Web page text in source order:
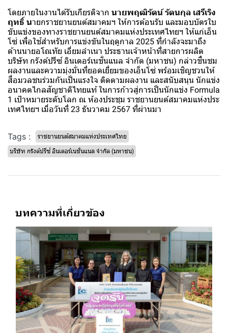
โดยภายในงานได้รับเกียรติจาก นายพฤฒิรัตน์ รัตนกุล เสรีเริง
ฤทธิ์ นายกราชยานยนต์สมาคมฯ ให้การต้อนรับ และมอบบัตรใบ
ขับแข่งของทางราชยานยนต์สมาคมแห่งประเทศไทยฯ ให้แก่เอ็น
โซ่ เพื่อใช้สำหรับการแข่งขันในฤดูกาล 2025 ที่กำลังจะมาถึง
ด้านนายอโณทัย เอี่ยมลำเนา ประธานเจ้าหน้าที่สายการผลิต
บริษัท กรังด์ปรีซ์ อินเตอร์เนชั่นแนล จำกัด (มหาชน) กล่าวชื่นชม
ผลงานและความมุ่งมั่นที่ยอดเยี่ยมของเอ็นโซ่ พร้อมเชิญชวนให้
สื่อมวลชนร่วมกันเป็นแรงใจ ติดตามผลงาน และสนับสนุน นักแข่ง
อนาคตไกลสัญชาติไทยแท้ ในการก้าวสู่การเป็นนักแข่ง Formula
1 เป้าหมายระดับโลก ณ ห้องประชุม ราชยานยนต์สมาคมแห่งประ
เทศไทยฯ เมื่อวันที่ 23 ธันวาคม 2567 ที่ผ่านมา
Tags : ราชยานยนต์สมาคมแห่งประเทศไทย
บริษัท กรังด์ปรีซ์ อินเตอร์เนชั่นแนล จำกัด (มหาชน)
บทความที่เกี่ยวข้อง